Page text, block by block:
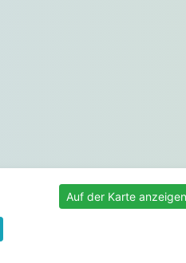
Auf der Karte anzeigen